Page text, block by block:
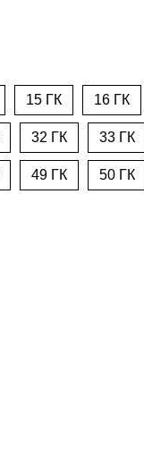
15 ГК 16 ГК
32 ГК 33 ГК
49 ГК 50 ГК